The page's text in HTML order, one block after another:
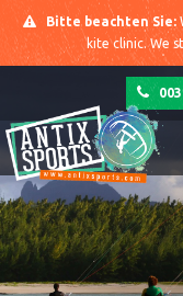
Bitte beachten Sie:
kite clinic. We